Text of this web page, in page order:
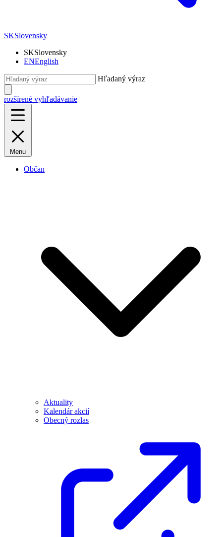
SKSlovensky
SKSlovensky
ENEnglish
Hľadaný výraz
rozšírené vyhľadávanie
Menu
Občan
Aktuality
Kalendár akcií
Obecný rozlas